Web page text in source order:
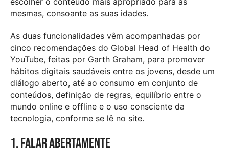
mesmas, consoante as suas idades.
As duas funcionalidades vêm acompanhadas por
cinco recomendações do Global Head of Health do
YouTube, feitas por Garth Graham, para promover
hábitos digitais saudáveis entre os jovens, desde um
diálogo aberto, até ao consumo em conjunto de
conteúdos, definição de regras, equilíbrio entre o
mundo online e offline e o uso consciente da
tecnologia, conforme se lê no site.
1. Falar abertamente